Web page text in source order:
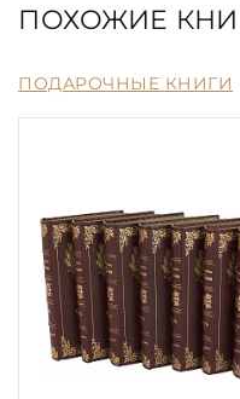
ПОХОЖИЕ
ПОДАРОЧНЫЕ КНИГИ